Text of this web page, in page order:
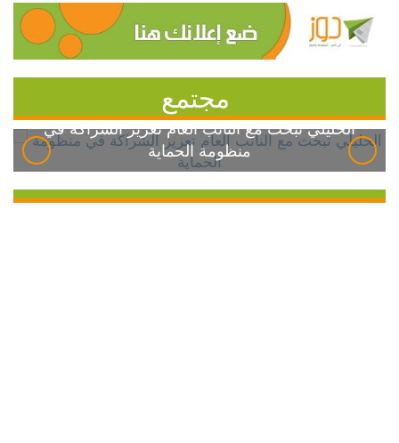
مجتمع
الخليلي تبحث مع النائب العام تعزيز الشراكة في
منظومة الحماية